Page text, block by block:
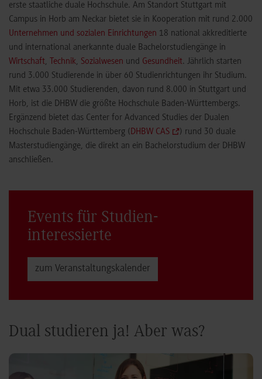
erste staatliche duale Hochschule. Am Standort Stuttgart mit
Campus in Horb am Neckar bietet sie in Kooperation mit rund 2.000
Unternehmen und sozialen Einrichtungen 18 national akkreditierte
und international anerkannte duale Bachelorstudiengänge in
Wirtschaft, Technik, Sozialwesen und Gesundheit. Jährlich starten
rund 3.000 Studierende in über 60 Studienrichtungen ihr Studium.
Mit etwa 33.000 Studierenden, davon rund 8.000 in Stuttgart und
Horb, ist die DHBW die größte Hochschule Baden-Württembergs.
Ergänzend bietet das Center for Advanced Studies der Dualen
Hochschule Baden-Württemberg (DHBW CAS
) rund 30 duale
Masterstudiengänge, die direkt an ein Bachelorstudium der DHBW
anschließen.
Events für Studien­
interessierte
zum Veranstaltungs­kalender
Dual studieren ja! Aber was?